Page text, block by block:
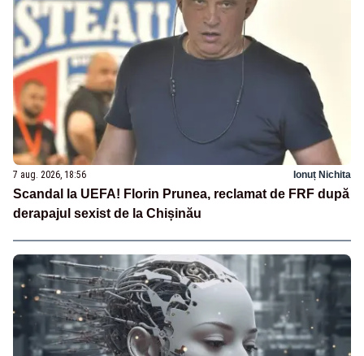
7 aug. 2026, 18:56 Ionuț Nichita
Scandal la UEFA! Florin Prunea, reclamat de FRF după
derapajul sexist de la Chișinău